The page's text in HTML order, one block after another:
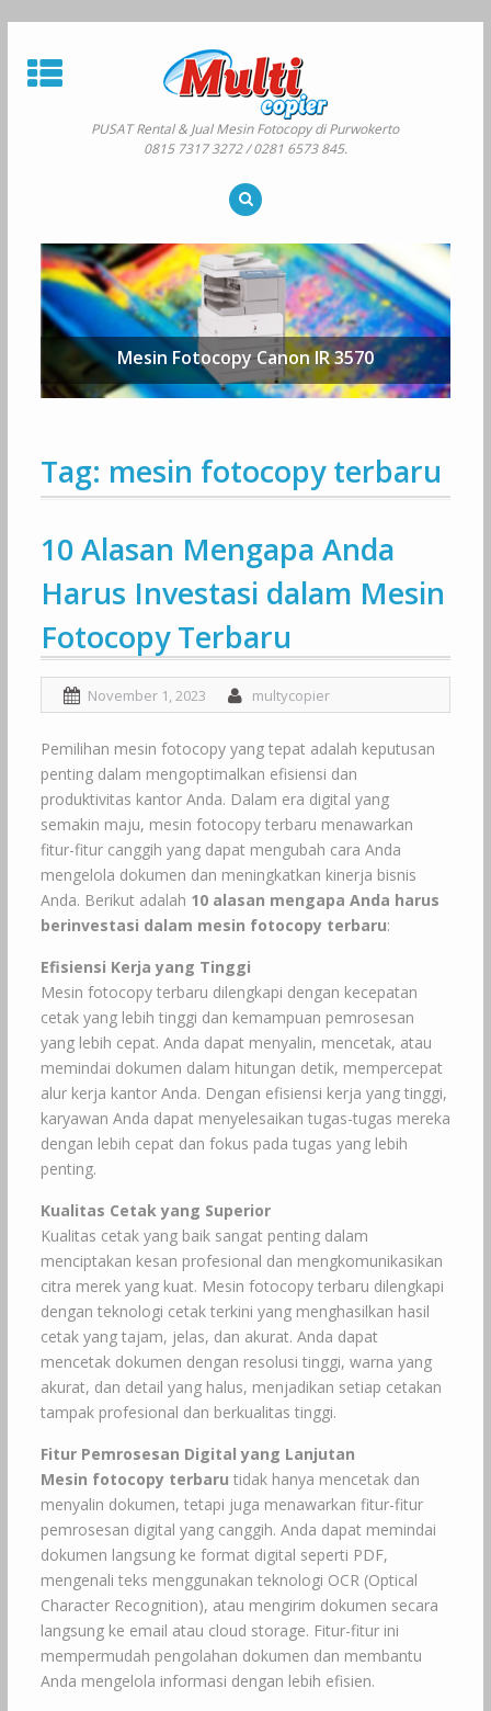
to
content
PUSAT Rental & Jual Mesin Fotocopy di Purwokerto
0815 7317 3272 / 0281 6573 845.
Mesin Fotocopy Canon IR 3570
Tag: mesin fotocopy terbaru
10 Alasan Mengapa Anda
Harus Investasi dalam Mesin
Fotocopy Terbaru
November 1, 2023 multycopier
Pemilihan mesin fotocopy yang tepat adalah keputusan
penting dalam mengoptimalkan efisiensi dan
produktivitas kantor Anda. Dalam era digital yang
semakin maju, mesin fotocopy terbaru menawarkan
fitur-fitur canggih yang dapat mengubah cara Anda
mengelola dokumen dan meningkatkan kinerja bisnis
Anda. Berikut adalah 10 alasan mengapa Anda harus
berinvestasi dalam mesin fotocopy terbaru:
Efisiensi Kerja yang Tinggi
Mesin fotocopy terbaru dilengkapi dengan kecepatan
cetak yang lebih tinggi dan kemampuan pemrosesan
yang lebih cepat. Anda dapat menyalin, mencetak, atau
memindai dokumen dalam hitungan detik, mempercepat
alur kerja kantor Anda. Dengan efisiensi kerja yang tinggi,
karyawan Anda dapat menyelesaikan tugas-tugas mereka
dengan lebih cepat dan fokus pada tugas yang lebih
penting.
Kualitas Cetak yang Superior
Kualitas cetak yang baik sangat penting dalam
menciptakan kesan profesional dan mengkomunikasikan
citra merek yang kuat. Mesin fotocopy terbaru dilengkapi
dengan teknologi cetak terkini yang menghasilkan hasil
cetak yang tajam, jelas, dan akurat. Anda dapat
mencetak dokumen dengan resolusi tinggi, warna yang
akurat, dan detail yang halus, menjadikan setiap cetakan
tampak profesional dan berkualitas tinggi.
Fitur Pemrosesan Digital yang Lanjutan
Mesin fotocopy terbaru tidak hanya mencetak dan
menyalin dokumen, tetapi juga menawarkan fitur-fitur
pemrosesan digital yang canggih. Anda dapat memindai
dokumen langsung ke format digital seperti PDF,
mengenali teks menggunakan teknologi OCR (Optical
Character Recognition), atau mengirim dokumen secara
langsung ke email atau cloud storage. Fitur-fitur ini
mempermudah pengolahan dokumen dan membantu
Anda mengelola informasi dengan lebih efisien.